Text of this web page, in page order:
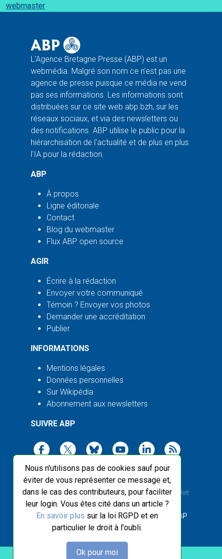
Nous n'utilisons pas de cookies sauf pour
éviter de vous représenter ce message et,
dans le cas des contributeurs, pour faciliter
leur login. Vous êtes cité dans un article ?
En savoir plus sur la loi RGPD et en
particulier le droit à l'oubli.
Ok pour moi
webmaster
L'Agence Bretagne Presse (ABP) est un
webmédia. Malgré son nom ce n'est pas une
agence de presse puisque ce média ne vend
pas ses informations. Les informations sont
distribuées sur ce site web abp.bzh, sur les
réseaux sociaux, et via des newsletters ou
des notifications. ABP utilise le public pour la
hiérarchisation de l'actualité et de plus en plus
l'IA pour la rédaction.
ABP
À propos
Ligne éditoriale
Contact
Blog du webmaster
Flux ABP open source
AGIR
Écrire à la rédaction
Envoyer votre communiqué
Témoin ? Envoyer vos photos
Demander une accréditation
Publier
INFORMATIONS
Mentions légales
Données personnelles
Sur Wikipédia
Abonnement aux newsletters
SUIVRE ABP
2003-2026 ©Agence Bretagne Presse, sauf Creative
Commons
Front-end design :Breizhek Studio , Back-end : ABP